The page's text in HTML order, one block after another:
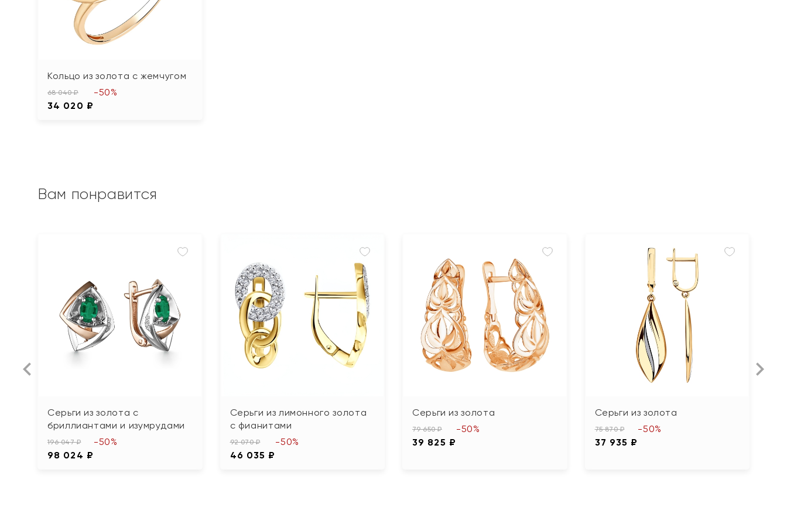
Кольцо из золота с жемчугом
68 040 ₽
34 020 ₽
-50%
Вам понравится
Серьги из золота с
бриллиантами и изумрудами
196 047 ₽
98 024 ₽
-50%
Серьги из лимонного золота
с фианитами
92 070 ₽
46 035 ₽
-50%
Серьги из золота
79 650 ₽
39 825 ₽
-50%
Серьги из золота
75 870 ₽
37 935 ₽
-50%